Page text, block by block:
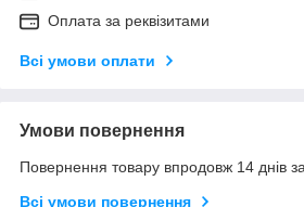
Оплата за реквізитами
Всі умови оплати
Умови повернення
Повернення товару впродовж 14 днів
Всі умови повернення